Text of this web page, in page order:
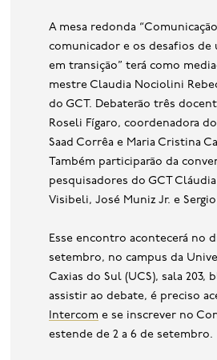
A mesa redonda
comunicador e os desafios de
em transição” terá como
mestre Claudia Nociolini
do GCT. Debaterão três
Roseli Fígaro, coordenadora
Saad Corrêa e Maria Cristina
Também participarão da
pesquisadores do GCT
Visibeli, José Muniz Jr. e
Esse encontro acontecerá no
setembro, no campus da
Caxias do Sul (UCS), sala 203,
assistir ao debate, é preciso
Intercom e se inscrever no
estende de 2 a 6 de setembro.